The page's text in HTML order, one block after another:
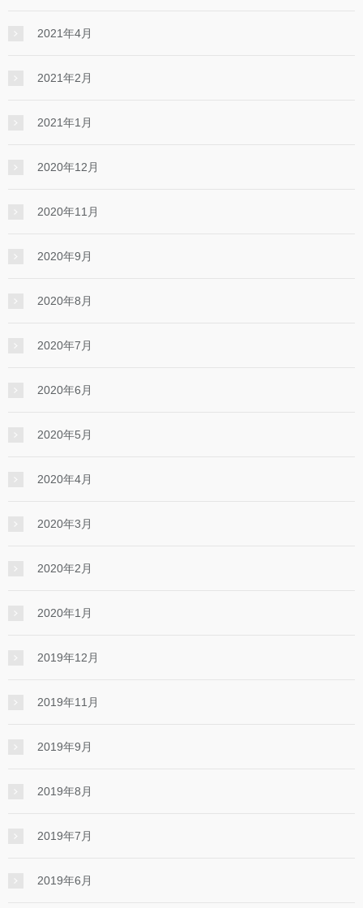
2021年4月
2021年2月
2021年1月
2020年12月
2020年11月
2020年9月
2020年8月
2020年7月
2020年6月
2020年5月
2020年4月
2020年3月
2020年2月
2020年1月
2019年12月
2019年11月
2019年9月
2019年8月
2019年7月
2019年6月